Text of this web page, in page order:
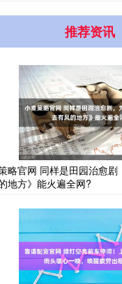
推荐资讯
略官网 同样是田园治愈剧
地方》能火遍全网?